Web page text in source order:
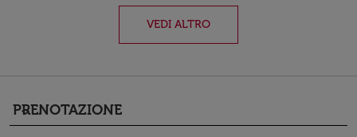
VEDI ALTRO
PRENOTAZIONE
keyboard_arrow_down